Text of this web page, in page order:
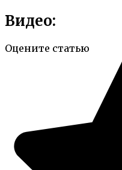
Видео:
Оцените статью